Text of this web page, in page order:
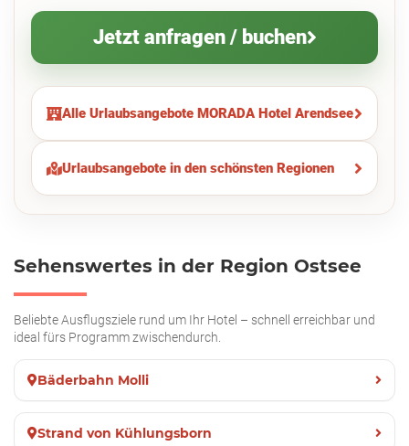
Jetzt anfragen / buchen
Alle Urlaubsangebote MORADA Hotel Arendsee
Urlaubsangebote in den schönsten Regionen
Sehenswertes in der Region Ostsee
Beliebte Ausflugsziele rund um Ihr Hotel – schnell erreichbar und
ideal fürs Programm zwischendurch.
Bäderbahn Molli
Strand von Kühlungsborn